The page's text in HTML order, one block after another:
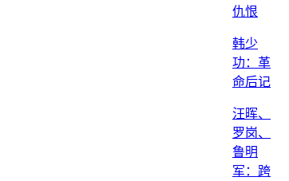
仇恨
韩少
功：革
命后记
汪晖、
罗岗、
鲁明
军：跨